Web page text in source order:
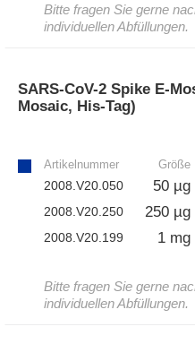
Bitte fragen Sie gerne
individuellen Abfüllungen.
SARS-CoV-2 Spike E-
Mosaic, His-Tag)
Artikelnummer Größe
2008.V20.050 50 µg
2008.V20.250 250 µg
2008.V20.199 1 mg
Bitte fragen Sie gerne
individuellen Abfüllungen.